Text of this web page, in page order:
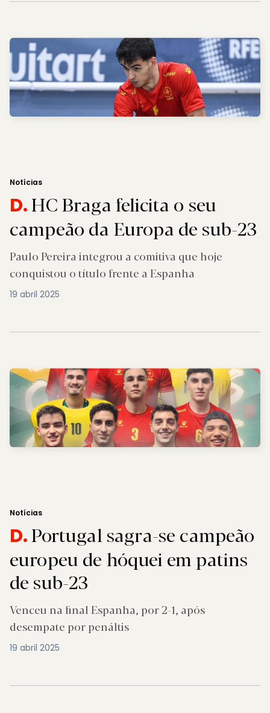
Notícias
D.HC Braga felicita o seu
campeão da Europa de sub-23
Paulo Pereira integrou a comitiva que hoje
conquistou o título frente a Espanha
19 abril 2025
Notícias
D.Portugal sagra-se campeão
europeu de hóquei em patins
de sub-23
Venceu na final Espanha, por 2-1, após
desempate por penáltis
19 abril 2025